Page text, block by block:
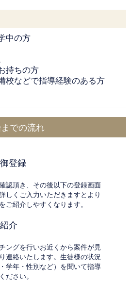
中の方
持ちの方
校などで指導経験のある方
での流れ
登録
認頂き、その後以下の登録画面
しくご入力いただきますとより
ご紹介しやすくなります。
介
ングを行いお近くから案件が見
連絡いたします。生徒様の状況
学年・性別など）を聞いて指導
ださい。